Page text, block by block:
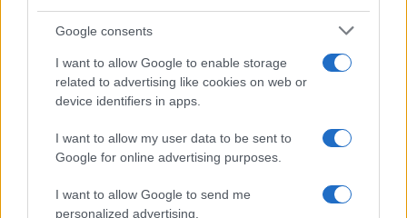
Google consents
I want to allow Google to enable storage
related to advertising like cookies on web or
device identifiers in apps.
I want to allow my user data to be sent to
Google for online advertising purposes.
I want to allow Google to send me
personalized advertising.